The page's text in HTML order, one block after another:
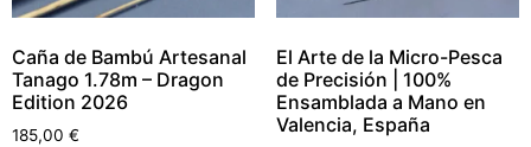
Caña de Bambú Artesanal
Tanago 1.78m – Dragon
Edition 2026
185,00 €
El Arte de la Micro-Pesca
de Precisión | 100%
Ensamblada a Mano en
Valencia, España